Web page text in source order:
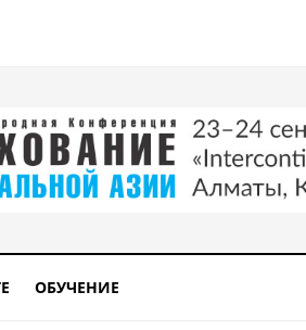
ОБУЧЕНИЕ